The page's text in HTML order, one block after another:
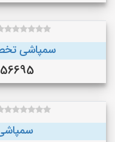
سمپاشی